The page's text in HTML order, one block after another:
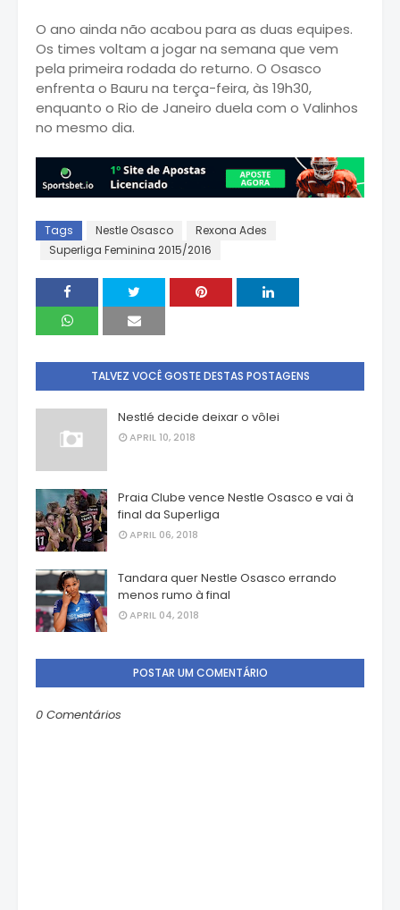
O ano ainda não acabou para as duas equipes.
Os times voltam a jogar na semana que vem
pela primeira rodada do returno. O Osasco
enfrenta o Bauru na terça-feira, às 19h30,
enquanto o Rio de Janeiro duela com o Valinhos
no mesmo dia.
Tags Nestle Osasco
Rexona Ades
Superliga Feminina 2015/2016
TALVEZ VOCÊ GOSTE DESTAS POSTAGENS
Nestlé decide deixar o vôlei
APRIL 10, 2018
Praia Clube vence Nestle Osasco e vai à
final da Superliga
APRIL 06, 2018
Tandara quer Nestle Osasco errando
menos rumo à final
APRIL 04, 2018
POSTAR UM COMENTÁRIO
0 Comentários